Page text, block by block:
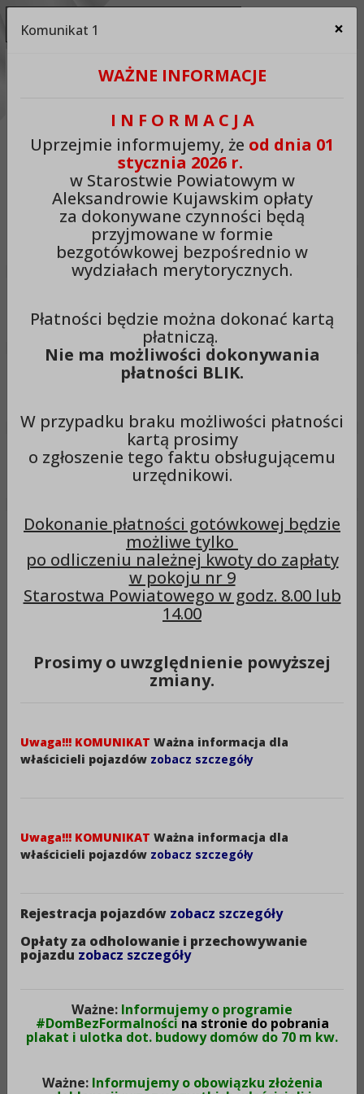
Ukryj panel ułatwień dostępu
A++ Zmień odstęp między literami
Zmień interlinię i margines
Czytaj odnośniki Czytaj tekst
Aleksandrowie Kujawskim
Menu
Menu przedmiotowe Ogłoszenia
Ogłoszenia
Uchwała ZP w sprawie ustalenia Zasad
otwartym konkursie ofert na powierzenie
realizacji zadania publicznego z zakresu
Data:
06-08-2026
Ogłoszenie naboru kandydatów na członka
Komisji konkursowej powoływanej w celu
opiniowania złożonych ofert w otwartym
zadania publicznego z zakresu pomocy
społecznej pn. „Prowadzenie środowiskowego
domu samopomocy”
Komunikat 1 ×
WAŻNE INFORMACJE
I N F O R M A C J A
Uprzejmie informujemy, że od dnia 01
stycznia 2026 r.
w Starostwie Powiatowym w
Aleksandrowie Kujawskim opłaty
za dokonywane czynności będą
przyjmowane w formie
bezgotówkowej bezpośrednio w
wydziałach merytorycznych.
Płatności będzie można dokonać kartą
płatniczą.
Nie ma możliwości dokonywania
płatności BLIK.
W przypadku braku możliwości płatności
kartą prosimy
o zgłoszenie tego faktu obsługującemu
urzędnikowi.
Dokonanie płatności gotówkowej będzie
możliwe tylko
po odliczeniu należnej kwoty do zapłaty
w pokoju nr 9
Starostwa Powiatowego w godz. 8.00 lub
14.00
Prosimy o uwzględnienie powyższej
zmiany.
Uwaga!!! KOMUNIKAT Ważna informacja dla
właścicieli pojazdów zobacz szczegóły
Uwaga!!! KOMUNIKAT Ważna informacja dla
właścicieli pojazdów zobacz szczegóły
Rejestracja pojazdów zobacz szczegóły
Opłaty za odholowanie i przechowywanie
pojazdu zobacz szczegóły
Ważne: Informujemy o programie
#DomBezFormalności na stronie do pobrania
plakat i ulotka dot. budowy domów do 70 m kw.
Ważne: Informujemy o obowiązku złożenia